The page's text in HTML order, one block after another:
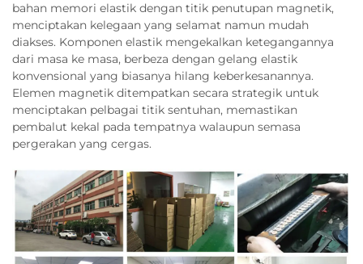
bahan memori elastik dengan titik penutupan magnetik,
menciptakan kelegaan yang selamat namun mudah
diakses. Komponen elastik mengekalkan ketegangannya
dari masa ke masa, berbeza dengan gelang elastik
konvensional yang biasanya hilang keberkesanannya.
Elemen magnetik ditempatkan secara strategik untuk
menciptakan pelbagai titik sentuhan, memastikan
pembalut kekal pada tempatnya walaupun semasa
pergerakan yang cergas.